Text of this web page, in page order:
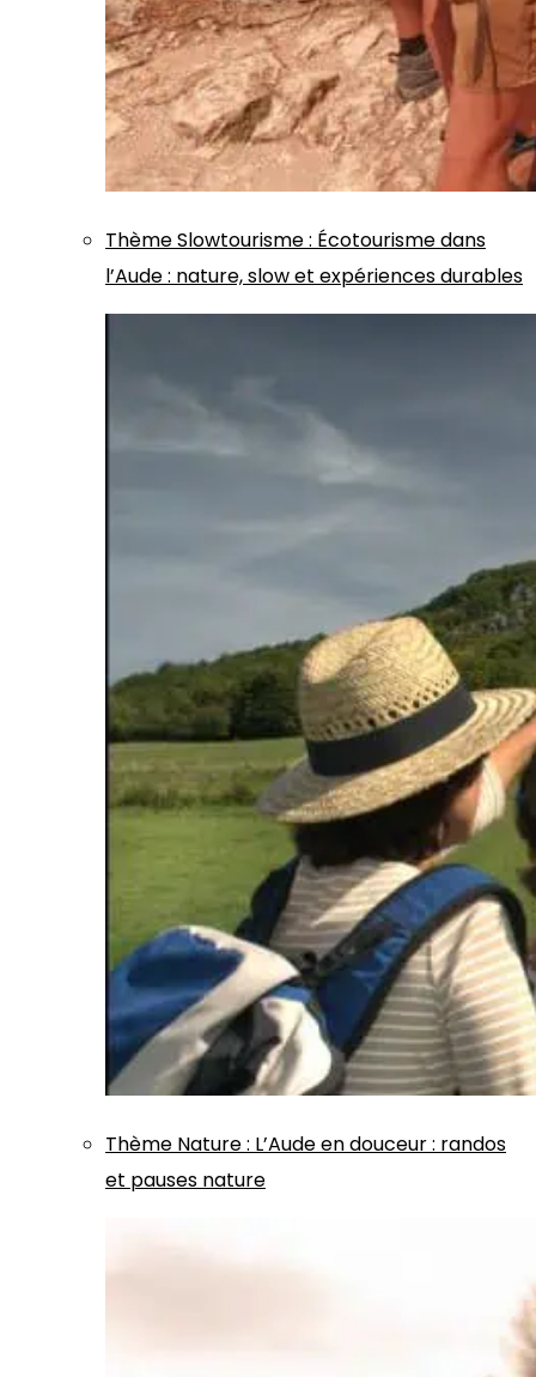
ThèmeSlowtourisme: Écotourisme dans
l’Aude : nature, slow et expériences durables
Thème Nature: L’Aude en douceur : randos
et pauses nature